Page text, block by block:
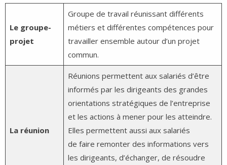
Le groupe-
projet
Groupe de travail réunissant différents
métiers et différentes compétences pour
travailler ensemble autour d’un projet
commun.
La réunion
Réunions permettent aux salariés d’être
informés par les dirigeants des grandes
orientations stratégiques de l’entreprise
et les actions à mener pour les atteindre.
Elles permettent aussi aux salariés
de faire remonter des informations vers
les dirigeants, d’échanger, de résoudre